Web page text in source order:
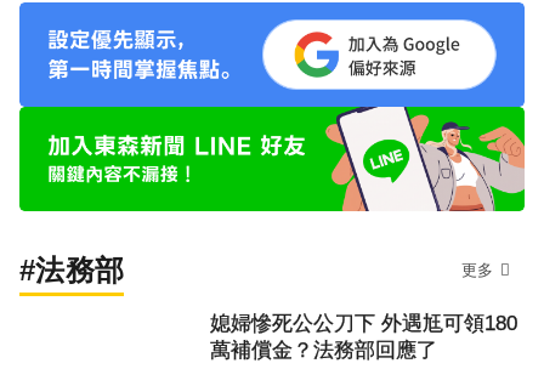
#法務部 更多
媳婦慘死公公刀下 外遇尪可領180
萬補償金？法務部回應了